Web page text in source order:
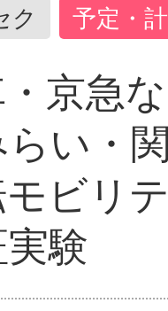
ク 予定・
・京急
い・
ビリ
験